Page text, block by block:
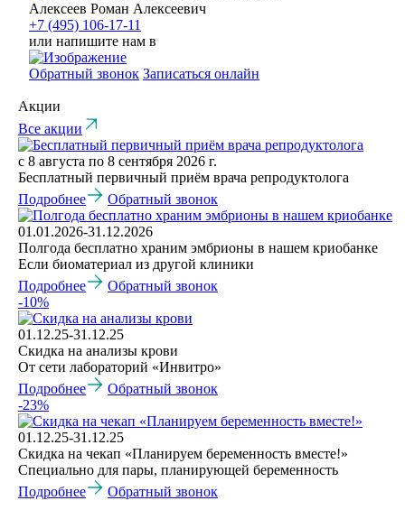
Алексеев Роман Алексеевич
+7 (495) 106-17-11
или напишите нам в
Обратный звонок Записаться онлайн
Акции
Все акции
с 8 августа по 8 сентября 2026 г.
Бесплатный первичный приём врача репродуктолога
Подробнее
Обратный звонок
01.01.2026-31.12.2026
Полгода бесплатно храним эмбрионы в нашем криобанке
Если биоматериал из другой клиники
Подробнее
Обратный звонок
-10%
01.12.25-31.12.25
Скидка на анализы крови
От сети лабораторий «Инвитро»
Подробнее
Обратный звонок
-23%
01.12.25-31.12.25
Скидка на чекап «Планируем беременность вместе!»
Специально для пары, планирующей беременность
Подробнее
Обратный звонок